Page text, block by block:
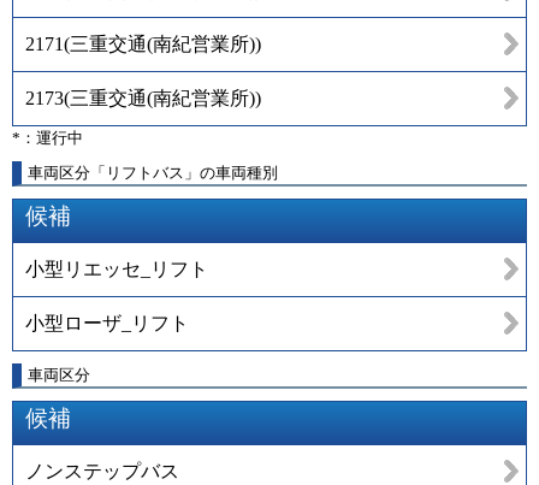
2171(三重交通(南紀営業所))
2173(三重交通(南紀営業所))
*：運行中
車両区分「リフトバス」の車両種別
候補
小型リエッセ_リフト
小型ローザ_リフト
車両区分
候補
ノンステップバス